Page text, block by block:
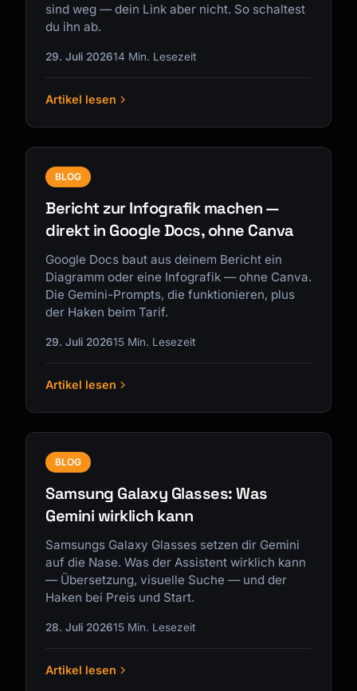
sind weg — dein Link aber nicht. So schaltest
du ihn ab.
29. Juli 202614 Min. Lesezeit
Artikel lesen
BLOG
Bericht zur Infografik machen —
direkt in Google Docs, ohne Canva
Google Docs baut aus deinem Bericht ein
Diagramm oder eine Infografik — ohne Canva.
Die Gemini-Prompts, die funktionieren, plus
der Haken beim Tarif.
29. Juli 202615 Min. Lesezeit
Artikel lesen
BLOG
Samsung Galaxy Glasses: Was
Gemini wirklich kann
Samsungs Galaxy Glasses setzen dir Gemini
auf die Nase. Was der Assistent wirklich kann
— Übersetzung, visuelle Suche — und der
Haken bei Preis und Start.
28. Juli 202615 Min. Lesezeit
Artikel lesen